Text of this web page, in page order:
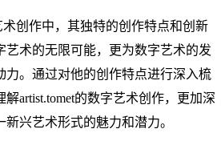
术创作中，其独特的创作特点和创新
艺术的无限可能，更为数字艺术的发
力。通过对他的创作特点进行深入梳
artist.tomet的数字艺术创作，更加深
兴艺术形式的魅力和潜力。